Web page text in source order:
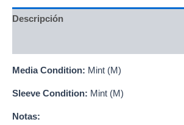
Descripción
Media Condition: Mint (M)
Sleeve Condition: Mint (M)
Notas: